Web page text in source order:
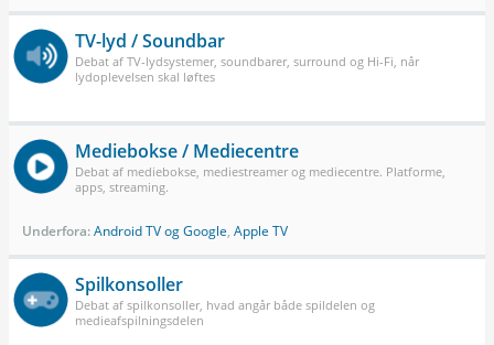
TV-lyd / Soundbar
Debat af TV-lydsystemer, soundbarer, surround og Hi-Fi, når
lydoplevelsen skal løftes
Mediebokse / Mediecentre
Debat af mediebokse, mediestreamer og mediecentre. Platforme,
apps, streaming.
Underfora:Android TV og Google, Apple TV
Spilkonsoller
Debat af spilkonsoller, hvad angår både spildelen og
medieafspilningsdelen